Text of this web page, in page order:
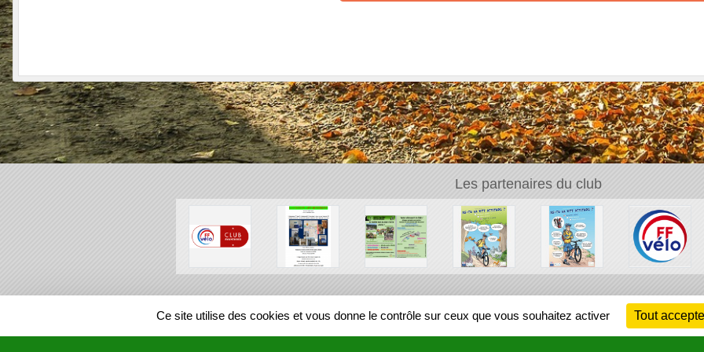
Les partenaires du club
REGIONS
Ce site utilise des cookies et vous donne le contrôle sur ceux que vous souhaitez activer Tout